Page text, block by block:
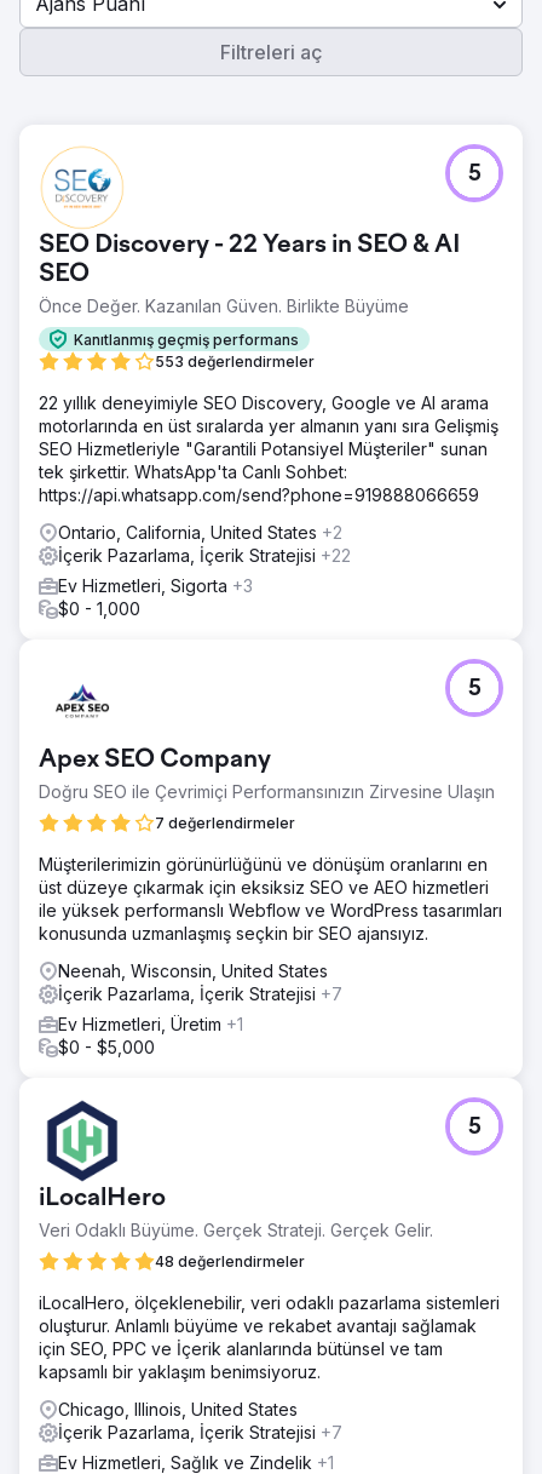
Filtreleri aç
SEO Discovery - 22 Years in SEO & AI
SEO
Önce Değer. Kazanılan Güven. Birlikte Büyüme
Kanıtlanmış geçmiş performans
553 değerlendirmeler
5
22 yıllık deneyimiyle SEO Discovery, Google ve AI arama
motorlarında en üst sıralarda yer almanın yanı sıra Gelişmiş
SEO Hizmetleriyle "Garantili Potansiyel Müşteriler" sunan
tek şirkettir. WhatsApp'ta Canlı Sohbet:
https://api.whatsapp.com/send?phone=919888066659
Ontario, California, United States +2
İçerik Pazarlama, İçerik Stratejisi +22
Ev Hizmetleri, Sigorta +3
$0 - 1,000
Apex SEO Company
Doğru SEO ile Çevrimiçi Performansınızın Zirvesine Ulaşın
7 değerlendirmeler
5
Müşterilerimizin görünürlüğünü ve dönüşüm oranlarını en
üst düzeye çıkarmak için eksiksiz SEO ve AEO hizmetleri
ile yüksek performanslı Webflow ve WordPress tasarımları
konusunda uzmanlaşmış seçkin bir SEO ajansıyız.
Neenah, Wisconsin, United States
İçerik Pazarlama, İçerik Stratejisi +7
Ev Hizmetleri, Üretim +1
$0 - $5,000
iLocalHero
Veri Odaklı Büyüme. Gerçek Strateji. Gerçek Gelir.
48 değerlendirmeler
5
iLocalHero, ölçeklenebilir, veri odaklı pazarlama sistemleri
oluşturur. Anlamlı büyüme ve rekabet avantajı sağlamak
için SEO, PPC ve İçerik alanlarında bütünsel ve tam
kapsamlı bir yaklaşım benimsiyoruz.
Chicago, Illinois, United States
İçerik Pazarlama, İçerik Stratejisi +7
Ev Hizmetleri, Sağlık ve Zindelik +1